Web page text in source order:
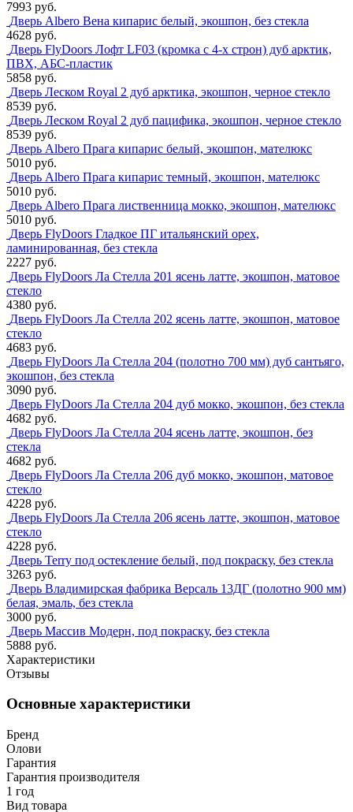
7993 руб.
Дверь Albero Вена кипарис белый, экошпон, без стекла
4628 руб.
Дверь FlyDoors Лофт LF03 (кромка с 4-х строн) дуб арктик,
ПВХ, АБС-пластик
5858 руб.
Дверь Леском Royal 2 дуб арктика, экошпон, черное стекло
8539 руб.
Дверь Леском Royal 2 дуб пацифика, экошпон, черное стекло
8539 руб.
Дверь Albero Прага кипарис белый, экошпон, мателюкс
5010 руб.
Дверь Albero Прага кипарис темный, экошпон, мателюкс
5010 руб.
Дверь Albero Прага лиственница мокко, экошпон, мателюкс
5010 руб.
Дверь FlyDoors Гладкое ПГ итальянский орех,
ламинированная, без стекла
2227 руб.
Дверь FlyDoors Ла Стелла 201 ясень латте, экошпон, матовое
стекло
4380 руб.
Дверь FlyDoors Ла Стелла 202 ясень латте, экошпон, матовое
стекло
4683 руб.
Дверь FlyDoors Ла Стелла 204 (полотно 700 мм) дуб сантьяго,
экошпон, без стекла
3090 руб.
Дверь FlyDoors Ла Стелла 204 дуб мокко, экошпон, без стекла
4682 руб.
Дверь FlyDoors Ла Стелла 204 ясень латте, экошпон, без
стекла
4682 руб.
Дверь FlyDoors Ла Стелла 206 дуб мокко, экошпон, матовое
стекло
4228 руб.
Дверь FlyDoors Ла Стелла 206 ясень латте, экошпон, матовое
стекло
4228 руб.
Дверь Terry под остекление белый, под покраску, без стекла
3263 руб.
Дверь Владимирская фабрика Версаль 13ДГ (полотно 900 мм)
белая, эмаль, без стекла
3000 руб.
Дверь Массив Модерн, под покраску, без стекла
5888 руб.
Характеристики
Отзывы
Основные характеристики
Бренд
Олови
Гарантия
Гарантия производителя
1 год
Вид товара